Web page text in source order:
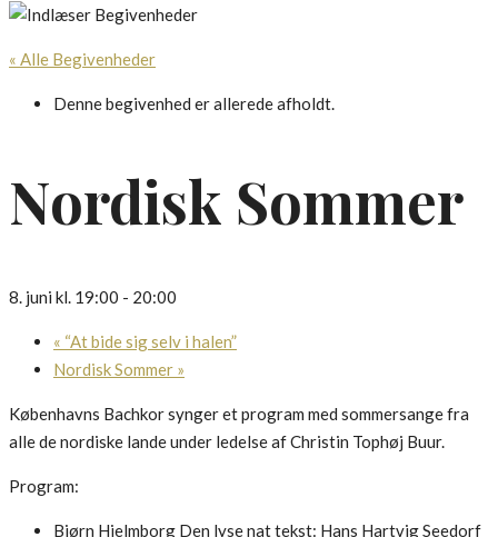
« Alle Begivenheder
Denne begivenhed er allerede afholdt.
Nordisk Sommer
8. juni kl. 19:00 - 20:00
« “At bide sig selv i halen”
Nordisk Sommer »
Københavns Bachkor synger et program med sommersange fra
alle de nordiske lande under ledelse af Christin Tophøj Buur.
Program:
Bjørn Hjelmborg Den lyse nattekst: Hans Hartvig Seedorf